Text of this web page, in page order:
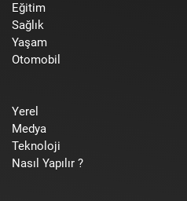
Eğitim
Sağlık
Yaşam
Otomobil
Yerel
Medya
Teknoloji
Nasıl Yapılır ?